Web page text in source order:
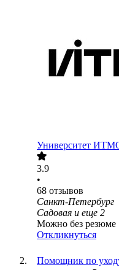
Университет
3.9
•
68 отзывов
Санкт-Петербург
Садовая и еще 2
Можно без резюме
Откликнуться
Помощник по